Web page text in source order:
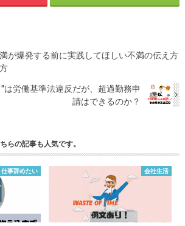
が爆発する前に実践してほしい不満の伝え方
は労働基準法違反だが、超過勤務申
請はできるのか？
らの記事も人気です。
仕事辞めたい 会社生活